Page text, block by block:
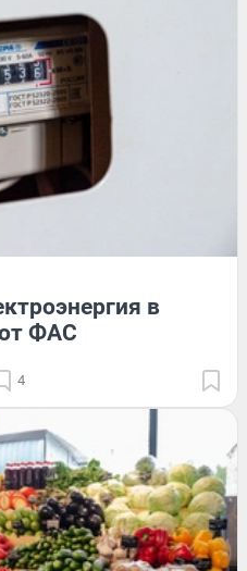
в
ФАС
4